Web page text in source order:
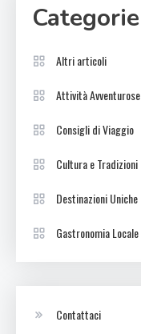
Categorie
Altri articoli
Attività Avventurose
Consigli di Viaggio
Cultura e Tradizioni
Destinazioni Uniche
Gastronomia Locale
Contattaci